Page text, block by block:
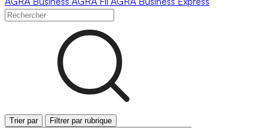
Trier par Filtrer par rubrique